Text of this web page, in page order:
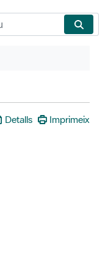
Detalls Imprimeix
valoracions és de 0